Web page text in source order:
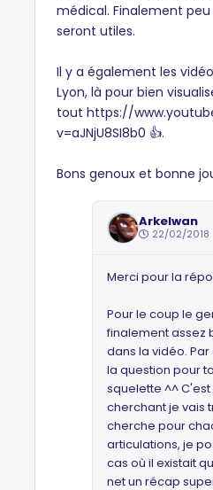
médical. Finalement
seront utiles.
Il y a également les
Lyon, là pour bien
tout https://
v=aJNjU8SI8b0 👍.
Bons genoux et bonne
Arkelwan
22/02/2018
Merci pour la
Pour le coup le
finalement assez
dans la vidéo.
la question pour
squelette ^^ C'est
cherchant je vais
cherche pour
articulations, je
cas où il existait
net un récap